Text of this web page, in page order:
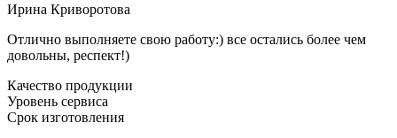
Ирина Криворотова
Отлично выполняете свою работу:) все остались более чем
довольны, респект!)
Качество продукции
Уровень сервиса
Срок изготовления